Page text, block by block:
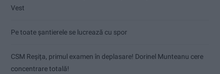
Vest
Pe toate șantierele se lucrează cu spor
CSM Reșița, primul examen în deplasare! Dorinel Munteanu cere
concentrare totală!